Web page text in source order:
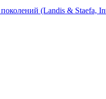
(Landis & Staefa,